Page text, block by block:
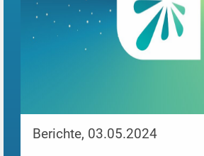
Berichte, 03.05.2024